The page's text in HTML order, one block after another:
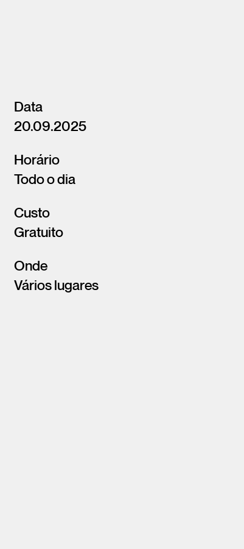
Data
20.09.2025
Horário
Todo o dia
Custo
Gratuito
Onde
Vários lugares